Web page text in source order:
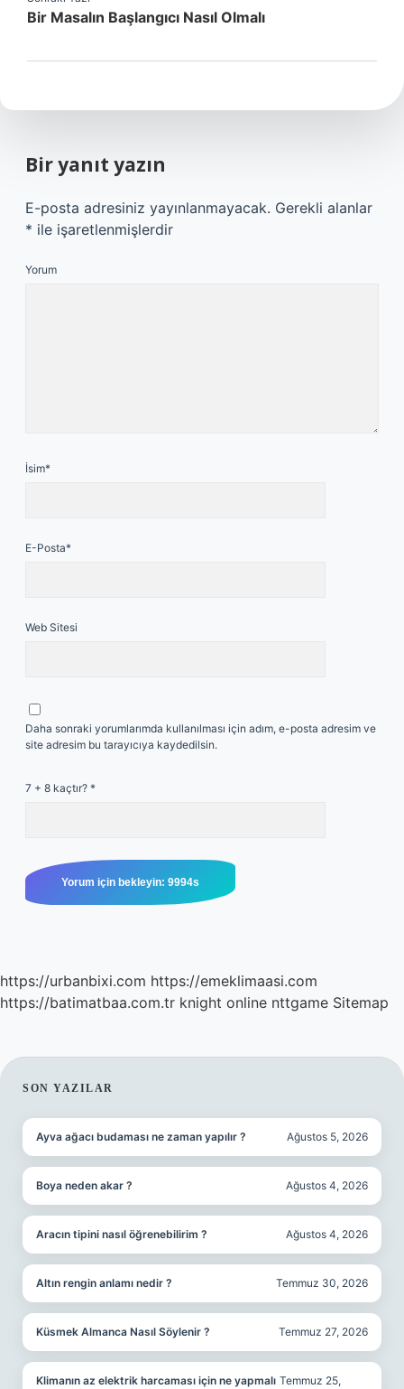
Bir Masalın Başlangıcı Nasıl Olmalı
Bir yanıt yazın
E-posta adresiniz yayınlanmayacak. Gerekli alanlar
* ile işaretlenmişlerdir
Yorum
İsim*
E-Posta*
Web Sitesi
Daha sonraki yorumlarımda kullanılması için adım, e-posta adresim ve
site adresim bu tarayıcıya kaydedilsin.
7 + 8 kaçtır? *
https://urbanbixi.com https://emeklimaasi.com
https://batimatbaa.com.tr knight online nttgame Sitemap
SIDEBAR
SON YAZILAR
Ayva ağacı budaması ne zaman yapılır ? Ağustos 5, 2026
Boya neden akar ? Ağustos 4, 2026
Aracın tipini nasıl öğrenebilirim ? Ağustos 4, 2026
Altın rengin anlamı nedir ? Temmuz 30, 2026
Küsmek Almanca Nasıl Söylenir ? Temmuz 27, 2026
Klimanın az elektrik harcaması için ne yapmalı Temmuz 25,